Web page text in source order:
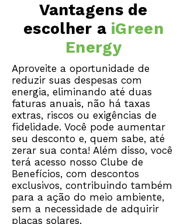
Vantagens de
escolher a iGreen
Energy
Aproveite a oportunidade de
reduzir suas despesas com
energia, eliminando até duas
faturas anuais, não há taxas
extras, riscos ou exigências de
fidelidade. Você pode aumentar
seu desconto e, quem sabe, até
zerar sua conta! Além disso, você
terá acesso nosso Clube de
Benefícios, com descontos
exclusivos, contribuindo também
para a ação do meio ambiente,
sem a necessidade de adquirir
placas solares.